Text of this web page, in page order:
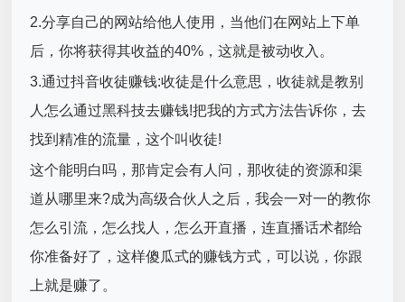
2.分享自己的网站给他人使用，当他们在网站上下单
后，你将获得其收益的40%，这就是被动收入。
3.通过抖音收徒赚钱:收徒是什么意思，收徒就是教别
人怎么通过黑科技去赚钱!把我的方式方法告诉你，去
找到精准的流量，这个叫收徒!
这个能明白吗，那肯定会有人问，那收徒的资源和渠
道从哪里来?成为高级合伙人之后，我会一对一的教你
怎么引流，怎么找人，怎么开直播，连直播话术都给
你准备好了，这样傻瓜式的赚钱方式，可以说，你跟
上就是赚了。